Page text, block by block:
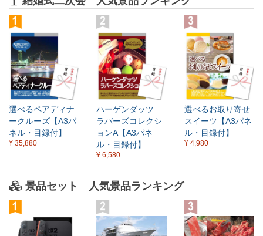
選べるペアディナ
ークルーズ【A3パ
ネル・目録付】
¥ 35,880
ハーゲンダッツ
ラバーズコレクシ
ョンA【A3パネ
ル・目録付】
¥ 6,580
選べるお取り寄せ
スイーツ【A3パネ
ル・目録付】
¥ 4,980
景品セット 人気景品ランキング